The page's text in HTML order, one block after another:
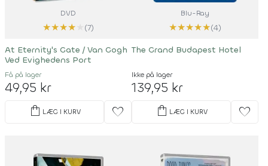
DVD
★★★★
(7)
At Eternity's Gate / Van Gogh
Ved Evighedens Port
Få på lager
49,95 kr
shopping_bag LÆG I KURV favorite
Blu-Ray
★★★★★(4)
The Grand Budapest Hotel
Ikke på lager
139,95 kr
shopping_bag LÆG I KURV favorite